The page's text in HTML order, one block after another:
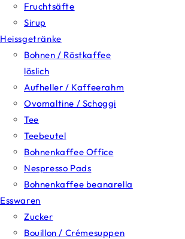
Fruchtsäfte
Sirup
Heissgetränke
Bohnen / Röstkaffee
löslich
Aufheller / Kaffeerahm
Ovomaltine / Schoggi
Tee
Teebeutel
Bohnenkaffee Office
Nespresso Pads
Bohnenkaffee beanarella
Esswaren
Zucker
Bouillon / Crémesuppen